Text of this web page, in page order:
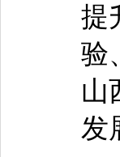
提
验
山
发